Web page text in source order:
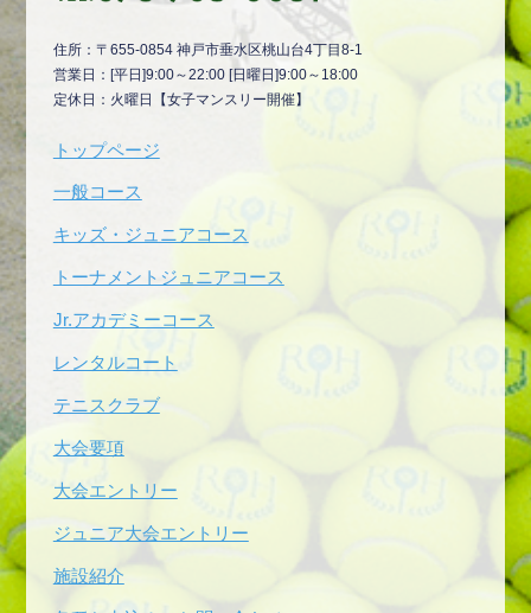
住所：〒655-0854 神戸市垂水区桃山台4丁目8-1
営業日：[平日]9:00～22:00 [日曜日]9:00～18:00
定休日：火曜日【女子マンスリー開催】
トップページ
一般コース
キッズ・ジュニアコース
トーナメントジュニアコース
Jr.アカデミーコース
レンタルコート
テニスクラブ
大会要項
大会エントリー
ジュニア大会エントリー
施設紹介